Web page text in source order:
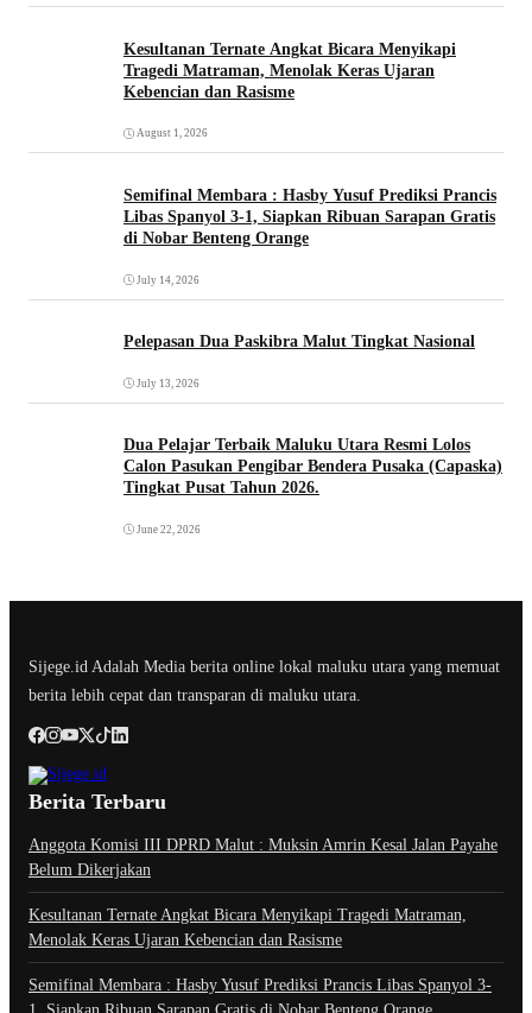
Kesultanan Ternate Angkat Bicara Menyikapi
Tragedi Matraman, Menolak Keras Ujaran
Kebencian dan Rasisme
August 1, 2026
Semifinal Membara : Hasby Yusuf Prediksi Prancis
Libas Spanyol 3-1, Siapkan Ribuan Sarapan Gratis
di Nobar Benteng Orange
July 14, 2026
Pelepasan Dua Paskibra Malut Tingkat Nasional
July 13, 2026
Dua Pelajar Terbaik Maluku Utara Resmi Lolos
Calon Pasukan Pengibar Bendera Pusaka (Capaska)
Tingkat Pusat Tahun 2026.
June 22, 2026
Sijege.id Adalah Media berita online lokal maluku utara yang memuat
berita lebih cepat dan transparan di maluku utara.
Berita Terbaru
Anggota Komisi III DPRD Malut : Muksin Amrin Kesal Jalan Payahe
Belum Dikerjakan
Kesultanan Ternate Angkat Bicara Menyikapi Tragedi Matraman,
Menolak Keras Ujaran Kebencian dan Rasisme
Semifinal Membara : Hasby Yusuf Prediksi Prancis Libas Spanyol 3-